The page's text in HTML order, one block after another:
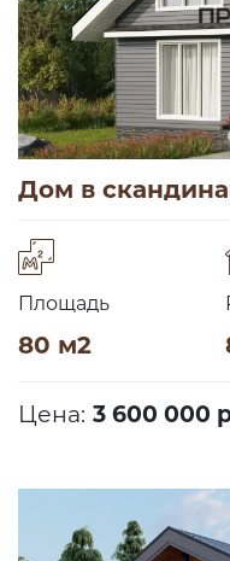
Дом в
Площадь
80 м2
Цена: 3 600 000